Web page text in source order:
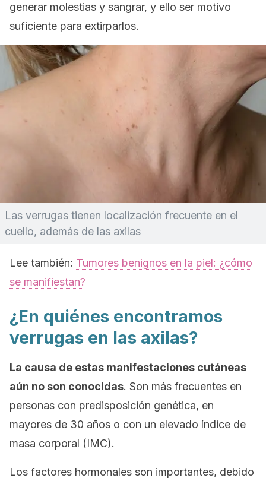
generar molestias y sangrar, y ello ser motivo
suficiente para extirparlos.
Las verrugas tienen localización frecuente en el
cuello, además de las axilas
Lee también: Tumores benignos en la piel: ¿cómo
se manifiestan?
¿En quiénes encontramos
verrugas en las axilas?
La causa de estas manifestaciones cutáneas
aún no son conocidas. Son más frecuentes en
personas con predisposición genética, en
mayores de 30 años o con un elevado índice de
masa corporal (IMC).
Los factores hormonales son importantes, debido